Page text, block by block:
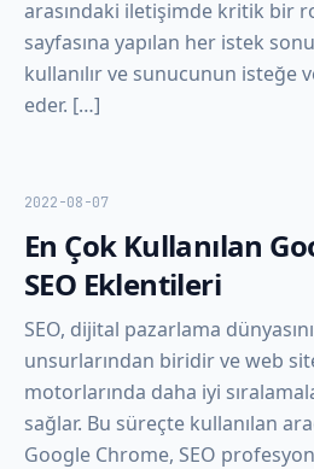
arasındaki iletişimde kritik bir
sayfasına yapılan her istek
kullanılır ve sunucunun isteğe
eder. […]
2022-08-07
En Çok Kullanılan
SEO Eklentileri
SEO, dijital pazarlama
unsurlarından biridir ve web
motorlarında daha iyi
sağlar. Bu süreçte kullanılan
Google Chrome, SEO